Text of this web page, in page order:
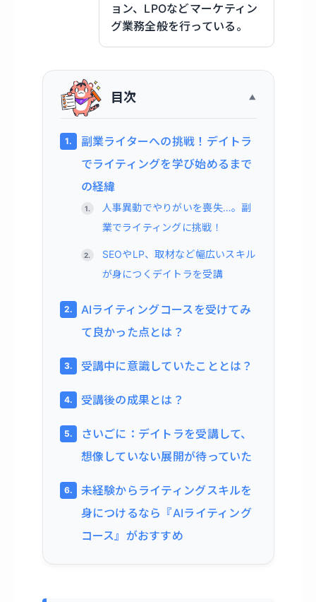
ョン、LPOなどマーケティン
グ業務全般を行っている。
目次
副業ライターへの挑戦！デイトラ
でライティングを学び始めるまで
の経緯
人事異動でやりがいを喪失…。副
業でライティングに挑戦！
SEOやLP、取材など幅広いスキル
が身につくデイトラを受講
AIライティングコースを受けてみ
て良かった点とは？
受講中に意識していたこととは？
受講後の成果とは？
さいごに：デイトラを受講して、
想像していない展開が待っていた
未経験からライティングスキルを
身につけるなら『AIライティング
コース』がおすすめ